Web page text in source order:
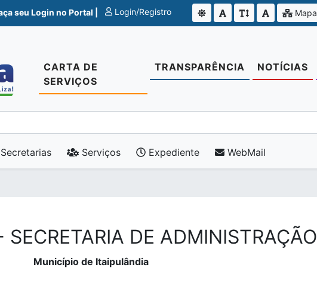
seu Login no Portal | Login/Registro Mapa
CARTA DE
SERVIÇOS
TRANSPARÊNCIA NOTÍCIAS
Secretarias Serviços Expediente WebMail
SECRETARIA DE ADMINISTRAÇÃO
Município de Itaipulândia